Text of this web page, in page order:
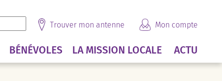
Trouver mon antenne Mon compte
BÉNÉVOLES LA MISSION LOCALE ACTU